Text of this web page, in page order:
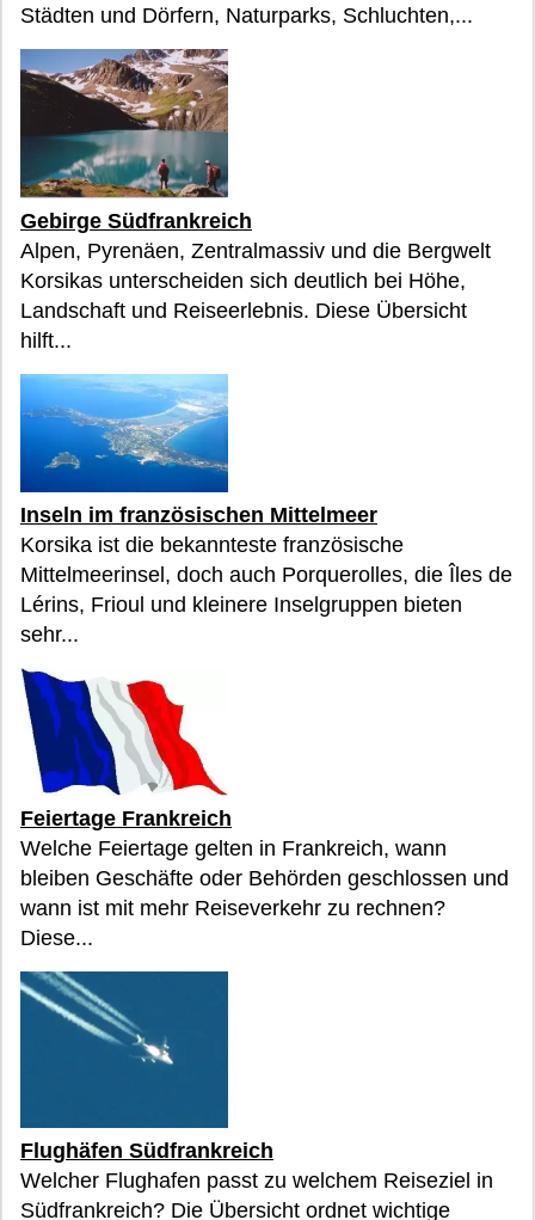
Städten und Dörfern, Naturparks, Schluchten,...
Gebirge Südfrankreich
Alpen, Pyrenäen, Zentralmassiv und die Bergwelt
Korsikas unterscheiden sich deutlich bei Höhe,
Landschaft und Reiseerlebnis. Diese Übersicht
hilft...
Inseln im französischen Mittelmeer
Korsika ist die bekannteste französische
Mittelmeerinsel, doch auch Porquerolles, die Îles de
Lérins, Frioul und kleinere Inselgruppen bieten
sehr...
Feiertage Frankreich
Welche Feiertage gelten in Frankreich, wann
bleiben Geschäfte oder Behörden geschlossen und
wann ist mit mehr Reiseverkehr zu rechnen?
Diese...
Flughäfen Südfrankreich
Welcher Flughafen passt zu welchem Reiseziel in
Südfrankreich? Die Übersicht ordnet wichtige